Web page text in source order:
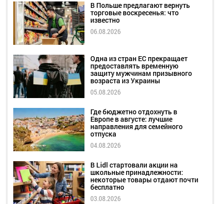
В Польше предлагают вернуть
торговые воскресенья: что
известно
06.08.2026
Одна из стран ЕС прекращает
предоставлять временную
защиту мужчинам призывного
возраста из Украины
05.08.2026
Где бюджетно отдохнуть в
Европе в августе: лучшие
направления для семейного
отпуска
04.08.2026
В Lidl стартовали акции на
школьные принадлежности:
некоторые товары отдают почти
бесплатно
03.08.2026